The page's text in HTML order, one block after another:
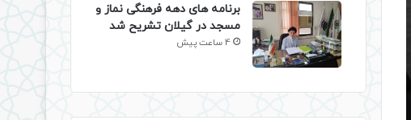
برنامه های دهه فرهنگی نماز و
مسجد در گیلان تشریح شد
4 ساعت پیش